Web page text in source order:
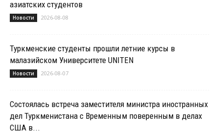
азиатских студентов
Новости 2026-08-08
Туркменские студенты прошли летние курсы в
малазийском Университете UNITEN
Новости 2026-08-07
Состоялась встреча заместителя министра иностранных
дел Туркменистана с Временным поверенным в делах
США в...